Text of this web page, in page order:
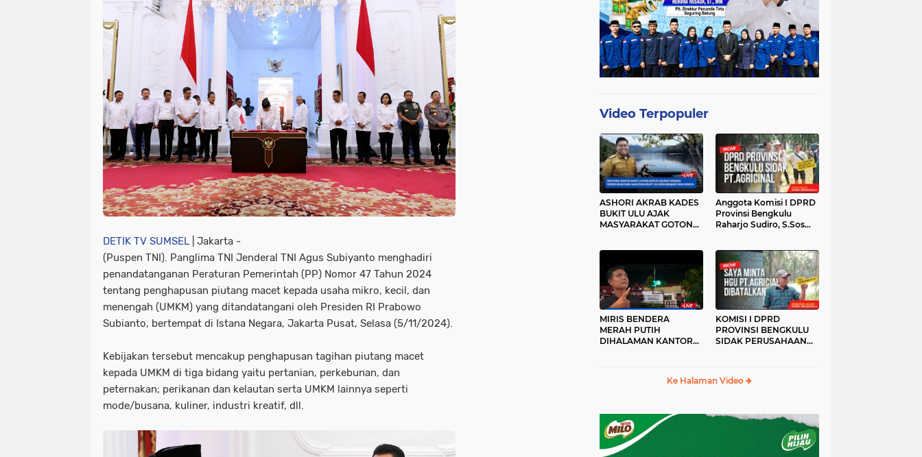
DETIK TV SUMSEL | Jakarta -
(Puspen TNI). Panglima TNI Jenderal TNI Agus Subiyanto menghadiri
penandatanganan Peraturan Pemerintah (PP) Nomor 47 Tahun 2024
tentang penghapusan piutang macet kepada usaha mikro, kecil, dan
menengah (UMKM) yang ditandatangani oleh Presiden RI Prabowo
Subianto, bertempat di Istana Negara, Jakarta Pusat, Selasa (5/11/2024).
Kebijakan tersebut mencakup penghapusan tagihan piutang macet
kepada UMKM di tiga bidang yaitu pertanian, perkebunan, dan
peternakan; perikanan dan kelautan serta UMKM lainnya seperti
mode/busana, kuliner, industri kreatif, dll.
Video Terpopuler
ASHORI AKRAB KADES
BUKIT ULU AJAK
MASYARAKAT GOTONG
Anggota Komisi I DPRD
Provinsi Bengkulu
Raharjo Sudiro, S.Sos
MIRIS BENDERA
MERAH PUTIH
DIHALAMAN KANTOR
KOMISI I DPRD
PROVINSI BENGKULU
SIDAK PERUSAHAAN
Ke Halaman Video